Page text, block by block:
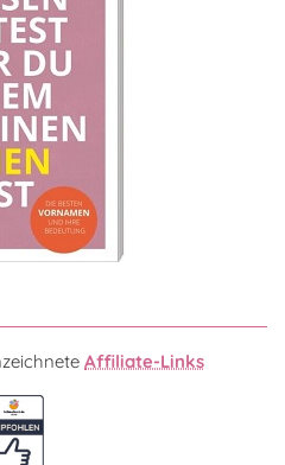
Affiliate-Links